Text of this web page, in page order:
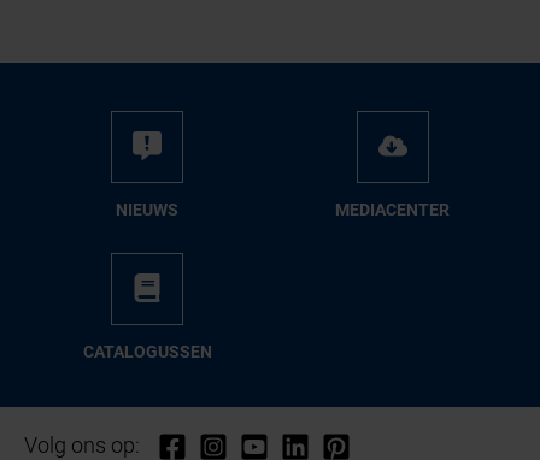
NIEUWS ME­DIA­CEN­TER
CA­TA­LO­GUS­SEN
Volg ons op: